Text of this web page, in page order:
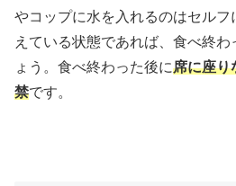
やコップに水を入れるのはセル
えている状態であれば、食べ終
ょう。食べ終わった後に席に座り
禁です。